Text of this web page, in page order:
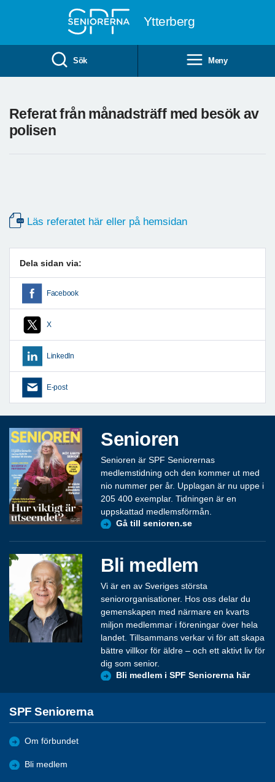
Ytterberg
Sök Meny
Referat från månadsträff med besök av
polisen
Läs referatet här eller på hemsidan
Dela sidan via:
Facebook
X
LinkedIn
E-post
Senioren
Senioren är SPF Seniorernas
medlemstidning och den kommer ut med
nio nummer per år. Upplagan är nu uppe i
205 400 exemplar. Tidningen är en
uppskattad medlemsförmån.
Gå till senioren.se
Bli medlem
Vi är en av Sveriges största
seniororganisationer. Hos oss delar du
gemenskapen med närmare en kvarts
miljon medlemmar i föreningar över hela
landet. Tillsammans verkar vi för att skapa
bättre villkor för äldre – och ett aktivt liv för
dig som senior.
Bli medlem i SPF Seniorerna här
SPF Seniorerna
Om förbundet
Bli medlem